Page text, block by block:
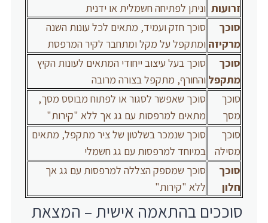
זרועות וניתן לפתיחה חשמלית או ידנית
סוכך
מרקיזה
סוכך חזק ועמיד, מתאים לכל עונות השנה
ומתקפל על מקל ומתחבר לקיר המרפסת
סוכך
מתקפל
סוכך בעל עיצוב ייחודי המתאים לעונות הקיץ
והחורף, מתקפל בצורה מרובה
סוכך
מסך
סוכך שאפשר לסגור או לפתוח מבוסס מסך,
מתאים למרפסות עם גג אך ללא "קירות"
סוכך
מסילה
סוכך שנמכר בשלטון של ציר מתקפל, מתאים
במיוחד למרפסות עם גג חשמלי
סוכך
חלון
סוכך שמספק הצללה למרפסות עם גג אך
ללא "קירות"
סוככים בהתאמה אישית – המצאת